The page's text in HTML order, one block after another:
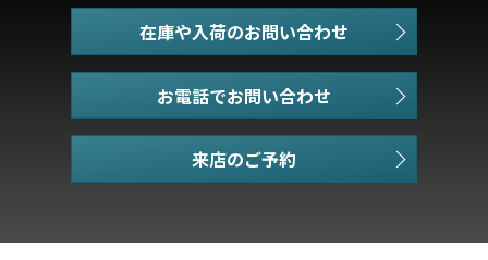
在庫や入荷のお問い合わせ
お電話でお問い合わせ